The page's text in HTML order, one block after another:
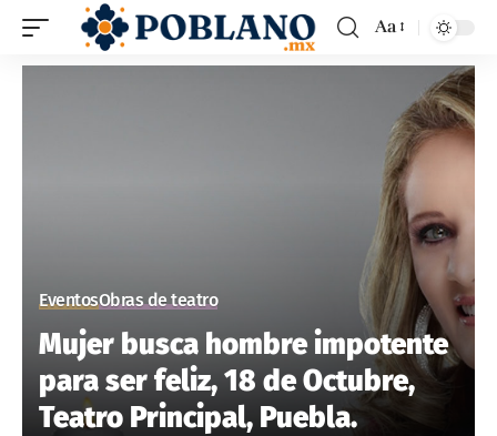
Aa
EventosObras de teatro
Mujer busca hombre impotente
para ser feliz, 18 de Octubre,
Teatro Principal, Puebla.